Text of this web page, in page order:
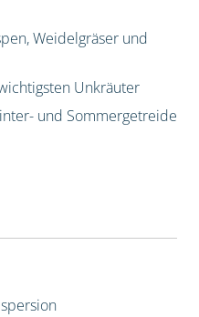
Weidelgräser und
Unkräuter
und Sommergetreide